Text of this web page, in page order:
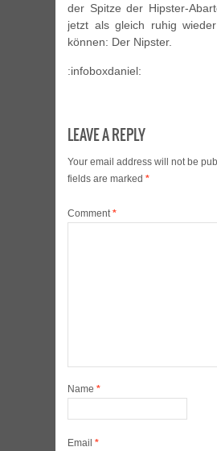
der Spitze der Hipster-
jetzt als gleich ruhig
können: Der Nipster.
:infoboxdaniel:
LEAVE A REPLY
Your email address will not be
fields are marked *
Comment *
Name *
Email *